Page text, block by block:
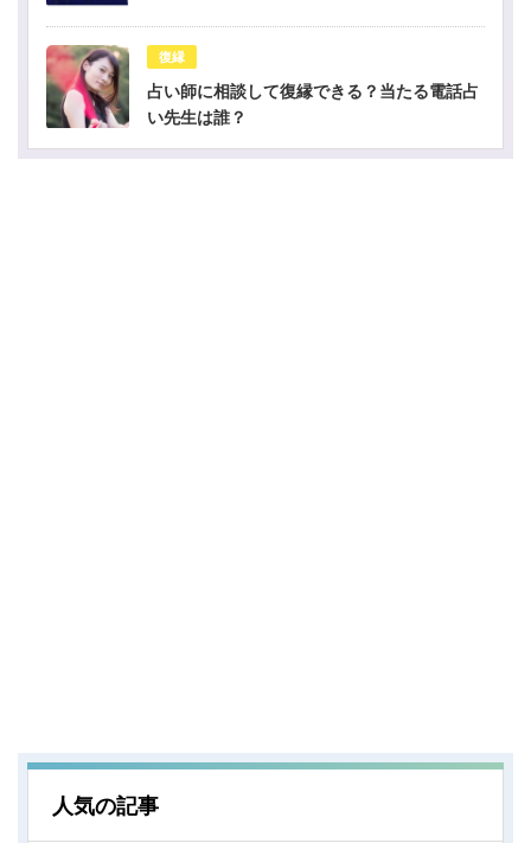
復縁
占い師に相談して復縁できる？当たる電話占
い先生は誰？
人気の記事